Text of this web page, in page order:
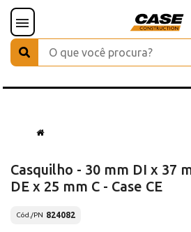
Casquilho - 30 mm DI x 37
DE x 25 mm C - Case CE
Cód./PN 824082